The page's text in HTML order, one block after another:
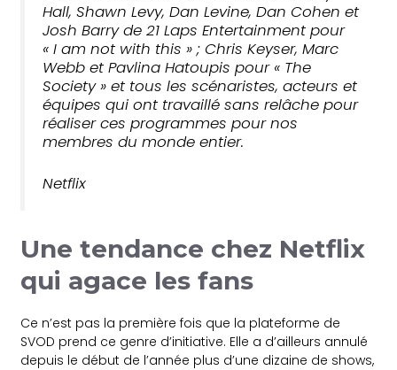
Hall, Shawn Levy, Dan Levine, Dan Cohen et
Josh Barry de 21 Laps Entertainment pour
«I am not with this »; Chris Keyser, Marc
Webb et Pavlina Hatoupis pour « The
Society » et tous les scénaristes, acteurs et
équipes qui ont travaillé sans relâche pour
réaliser ces programmes pour nos
membres du monde entier.
Netflix
Une tendance chez Netflix
qui agace les fans
Ce n’est pas la première fois que la plateforme de
SVOD prend ce genre d’initiative. Elle a d’ailleurs annulé
depuis le début de l’année plus d’une dizaine de shows,